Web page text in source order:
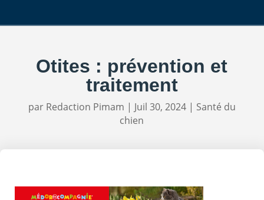
Otites : prévention et
traitement
par Redaction Pimam | Juil 30, 2024| Santé du
chien